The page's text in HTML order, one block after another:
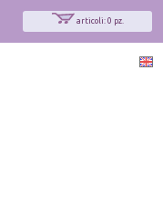
articoli: 0 pz.